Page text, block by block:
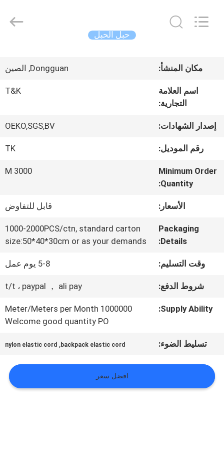
المنتجات
حول
المعمل
ضبط
الجودة
أخبار
Garment
Accessories
حبل الحبل
مكان المنشأ: Dongguan, الصين
اسم العلامة
التجارية:
T&K
إصدار الشهادات: OEKO,SGS,BV
رقم الموديل: TK
Minimum Order
Quantity:
3000 M
الأسعار: قابل للتفاوض
Packaging
Details:
1000-2000PCS/ctn, standard carton
size:50*40*30cm or as your demands
وقت التسليم: 5-8 يوم عمل
شروط الدفع: t/t ، paypal ， ali pay
Supply Ability:
1000000 Meter/Meters per Month
Welcome good quantity PO
تسليط الضوء: backpack elastic cord
,
nylon elastic cord
افضل سعر